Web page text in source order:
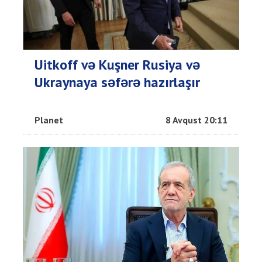
Uitkoff və Kuşner Rusiya və
Ukraynaya səfərə hazırlaşır
Planet 8 Avqust 20:11